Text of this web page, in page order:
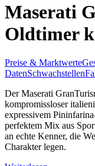
Maserati
Oldtimer
Preise & Marktwerte
DatenSchwachstellen
Der Maserati
kompromissloser
expressivem
perfektem Mix aus
an echte Kenner, die
Charakter legen.